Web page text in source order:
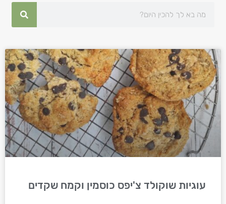
עוגיות שוקולד צ'יפס כוסמין וקמח שקדים